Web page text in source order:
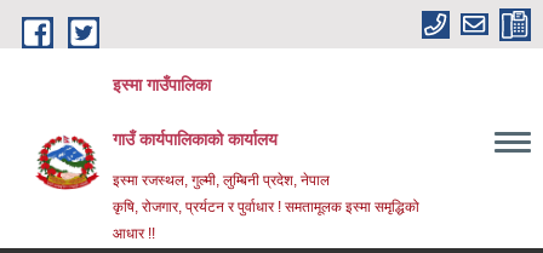
Skip to main content
इस्मा गाउँपालिका
गाउँ कार्यपालिकाको कार्यालय
इस्मा रजस्थल, गुल्मी, लुम्बिनी प्रदेश, नेपाल
कृषि, रोजगार, प्रर्यटन र पुर्वाधार ! समतामूलक इस्मा समृद्धिको
आधार !!